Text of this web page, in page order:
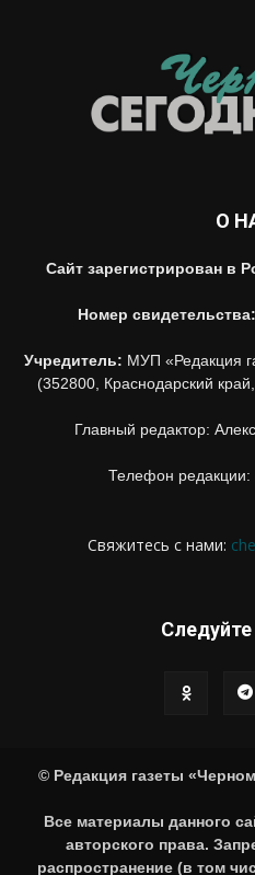
О
Сайт зарегистрирован в
Номер свидетельства:
Учредитель: МУП «Редакция
(352800, Краснодарский
Главный редактор:
Телефон
Свяжитесь с нами:
© Редакция газеты
Все материалы данного
авторского права.
распространение (в том